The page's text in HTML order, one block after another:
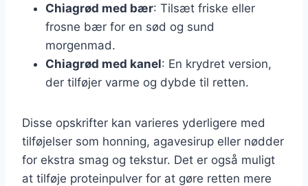
Chiagrød med bær: Tilsæt friske eller
frosne bær for en sød og sund
morgenmad.
Chiagrød med kanel: En krydret version,
der tilføjer varme og dybde til retten.
Disse opskrifter kan varieres yderligere med
tilføjelser som honning, agavesirup eller nødder
for ekstra smag og tekstur. Det er også muligt
at tilføje proteinpulver for at gøre retten mere